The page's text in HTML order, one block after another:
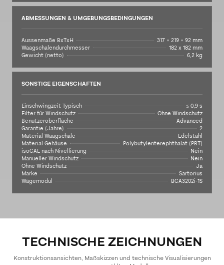
ABMESSUNGEN & UMGEBUNGSBEDINGUNGEN
Aussenmaße BxTxH
317 × 219 × 92 mm
Waagschalendurchmesser
182 x 182 mm
Gewicht (netto)
6,2 kg
SONSTIGE EIGENSCHAFTEN
Einschwingzeit Typisch
≤ 0,9 s
Filter für Windschutz
Ohne Windschutz
Benutzeroberfläche
Advanced
Garantie (Jahre)
2
Material Waagschale
Edelstahl
Material Gehäuse
Polybutylenterephthalat (PBT)
isoCAL nach Nivellierung
Nein
Manueller Windschutz
Nein
Ohne Windschutz
Ja
Marke
Sartorius
Wägemodul
BCA3202i-1S
TECHNISCHE ZEICHNUNGEN
Konstruktionsansichten, Maßskizzen und technische Visualisierungen